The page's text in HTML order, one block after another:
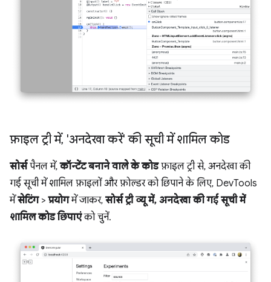
फ़ाइल ट्री में, 'अनदेखा करें' की सूची में शामिल कोड
सोर्सपैनल में,कॉन्टेंट बनाने वाले के कोडफ़ाइल ट्री से, अनदेखा की
गई सूची में शामिल फ़ाइलों और फ़ोल्डर को छिपाने के लिए, DevTools
मेंसेटिंग>प्रयोगमें जाकर, सोर्स ट्री व्यू में, अनदेखा की गई सूची में
शामिल कोड छिपाएंको चुनें.